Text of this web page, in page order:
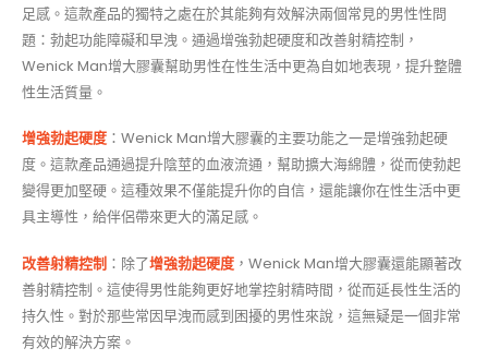
足感。這款產品的獨特之處在於其能夠有效解決兩個常見的男性性問
題：勃起功能障礙和早洩。通過增強勃起硬度和改善射精控制，
Wenick Man增大膠囊幫助男性在性生活中更為自如地表現，提升整體
性生活質量。
增強勃起硬度 ：Wenick Man增大膠囊的主要功能之一是增強勃起硬
度。這款產品通過提升陰莖的血液流通，幫助擴大海綿體，從而使勃起
變得更加堅硬。這種效果不僅能提升你的自信，還能讓你在性生活中更
具主導性，給伴侶帶來更大的滿足感。
改善射精控制 ：除了增強勃起硬度 ，Wenick Man增大膠囊還能顯著改
善射精控制。這使得男性能夠更好地掌控射精時間，從而延長性生活的
持久性。對於那些常因早洩而感到困擾的男性來說，這無疑是一個非常
有效的解決方案。